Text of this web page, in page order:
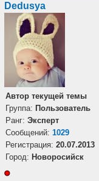
Dedusya
Автор текущей темы
Группа: Пользователь
Ранг: Эксперт
Cообщений: 1029
Регистрация: 20.07.2013
Город: Новоросийск